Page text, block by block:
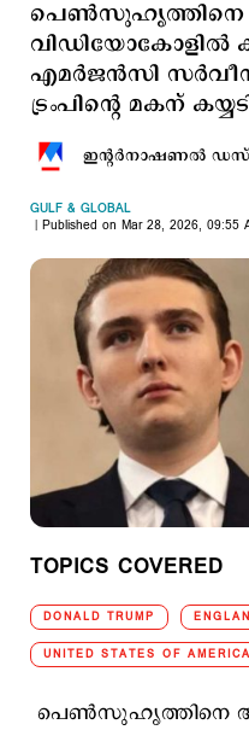
പെണ്‍സുഹൃത്തിനെ
വിഡിയോകോളില്‍
എമര്‍ജന്‍സി
ട്രംപിന്‍റെ മകന്
ഇന്‍റര്‍നാഷണല്‍
GULF & GLOBAL
Published on Mar 28, 2026, 09:55
TOPICS COVERED
DONALD TRUMP
UNITED STATES OF AMERICA
പെണ്‍സുഹൃത്തിനെ